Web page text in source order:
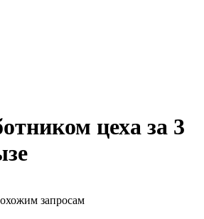
цеха за 3
запросам